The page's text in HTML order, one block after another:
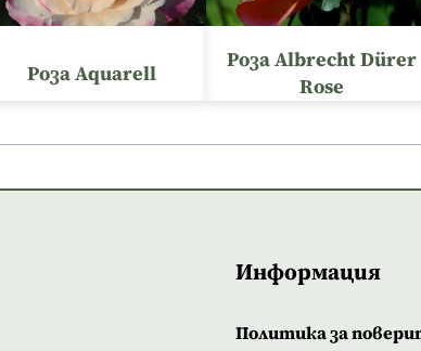
Роза Aquarell
Роза Albrecht Dürer
Rose
Информация
Политика за